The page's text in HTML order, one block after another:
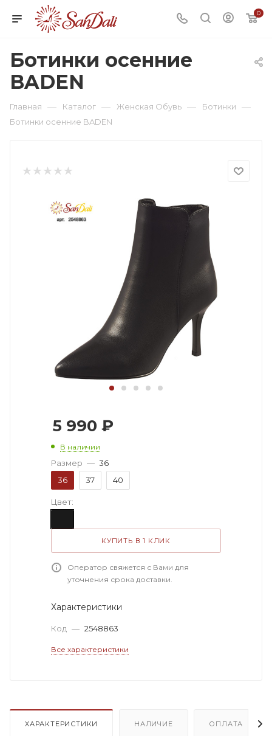
0
Ботинки осенние
BADEN
Главная — Каталог — Женская Обувь — Ботинки —
Ботинки осенние BADEN
5 990 ₽
В наличии
Размер — 36
36
37 40
Цвет:
КУПИТЬ В 1 КЛИК
Оператор свяжется с Вами для
уточнения срока доставки.
Характеристики
Код — 2548863
Все характеристики
ХАРАКТЕРИСТИКИ НАЛИЧИЕ ОПЛАТА